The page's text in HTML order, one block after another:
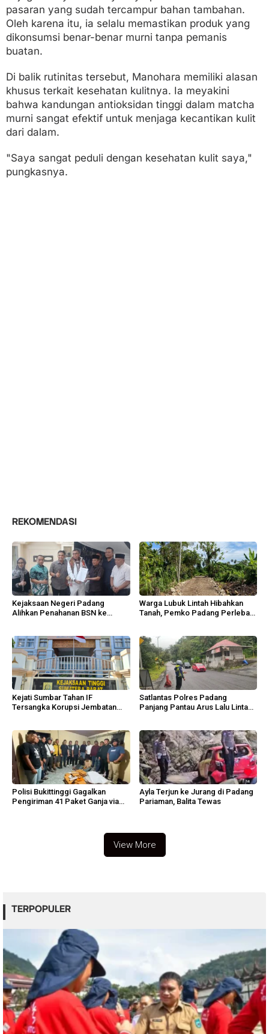
pasaran yang sudah tercampur bahan tambahan.
Oleh karena itu, ia selalu memastikan produk yang
dikonsumsi benar-benar murni tanpa pemanis
buatan.
Di balik rutinitas tersebut, Manohara memiliki alasan
khusus terkait kesehatan kulitnya. Ia meyakini
bahwa kandungan antioksidan tinggi dalam matcha
murni sangat efektif untuk menjaga kecantikan kulit
dari dalam.
"Saya sangat peduli dengan kesehatan kulit saya,"
pungkasnya.
REKOMENDASI
Kejaksaan Negeri Padang
Alihkan Penahanan BSN ke
Warga Lubuk Lintah Hibahkan
Tanah, Pemko Padang Perlebar
Kejati Sumbar Tahan IF
Tersangka Korupsi Jembatan
Satlantas Polres Padang
Panjang Pantau Arus Lalu Lintas
Polisi Bukittinggi Gagalkan
Pengiriman 41 Paket Ganja via
Ayla Terjun ke Jurang di Padang
Pariaman, Balita Tewas
View More
TERPOPULER